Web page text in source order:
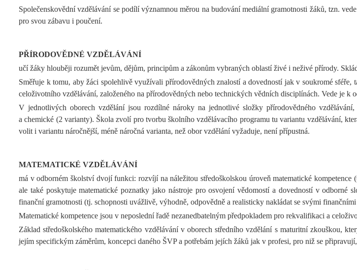
Společenskovědní vzdělávání se podílí významnou měrou na budování mediální gramotnosti žáků, tzn.
pro svou zábavu i poučení.
PŘÍRODOVĚDNÉ VZDĚLÁVÁNÍ
učí žáky hlouběji rozumět jevům, dějům, principům a zákonům vybraných oblastí živé i neživé přírody.
Směřuje k tomu, aby žáci spolehlivě využívali přírodovědných znalostí a dovedností jak v soukromé
celoživotního vzdělávání, založeného na přírodovědných nebo technických vědních disciplínách. Vede je k
V jednotlivých oborech vzdělání jsou rozdílné nároky na jednotlivé složky přírodovědného
a chemické (2 varianty). Škola zvolí pro tvorbu školního vzdělávacího programu tu variantu vzdělávání,
volit i variantu náročnější, méně náročná varianta, než obor vzdělání vyžaduje, není přípustná.
MATEMATICKÉ VZDĚLÁVÁNÍ
má v odborném školství dvojí funkci: rozvíjí na náležitou středoškolskou úroveň matematické
ale také poskytuje matematické poznatky jako nástroje pro osvojení vědomostí a dovedností v
finanční gramotnosti (tj. schopnosti uvážlivě, výhodně, odpovědně a realisticky nakládat se svými
Matematické kompetence jsou v neposlední řadě nezanedbatelným předpokladem pro rekvalifikaci a
Základ středoškolského matematického vzdělávání v oborech středního vzdělání s maturitní zkouškou,
jejím specifickým záměrům, koncepci daného ŠVP a potřebám jejích žáků jak v profesi, pro niž se